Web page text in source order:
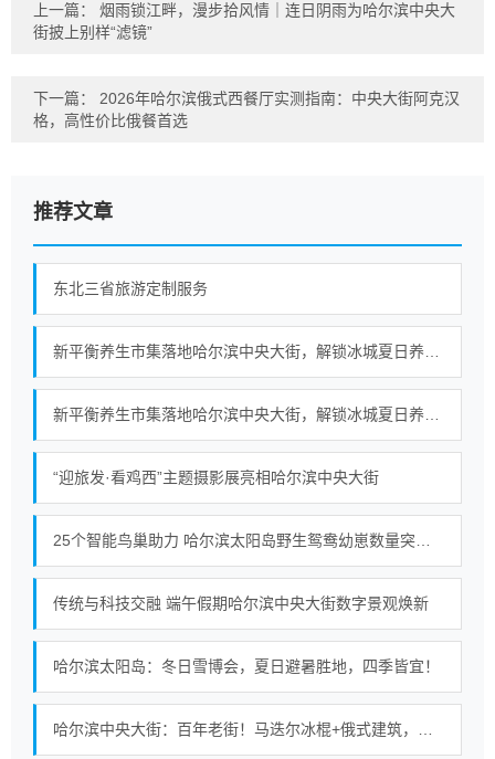
上一篇： 烟雨锁江畔，漫步拾风情｜连日阴雨为哈尔滨中央大
街披上别样“滤镜”
下一篇： 2026年哈尔滨俄式西餐厅实测指南：中央大街阿克汉
格，高性价比俄餐首选
推荐文章
东北三省旅游定制服务
“迎旅发·看鸡西”主题摄影展亮相哈尔滨中央大街
传统与科技交融 端午假期哈尔滨中央大街数字景观焕新
哈尔滨太阳岛：冬日雪博会，夏日避暑胜地，四季皆宜！